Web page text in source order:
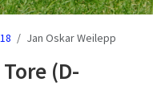
Jan Oskar Weilepp
(D-